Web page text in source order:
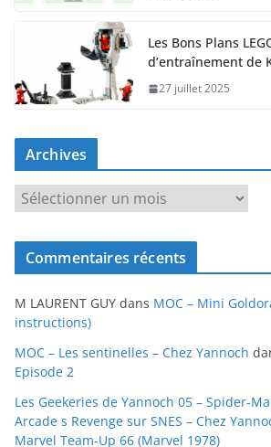
Les Bons Plans
d’entraînement de
27 juillet 2025
Archives
r
c
v
e
s
Commentaires récents
M LAURENT GUY dans MOC – Mini
instructions)
MOC – Les sentinelles – Chez Yannoch
Episode 2
Les Geekeries de Yannoch 05 – Spider-
Arcade s Revenge sur SNES – Chez
Marvel Team-Up 66 (Marvel 1978)